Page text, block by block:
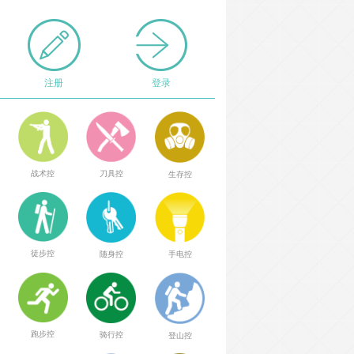
注册 登录
战术控 刀具控 生存控
徒步控 随身控 手电控
跑步控 骑行控 登山控